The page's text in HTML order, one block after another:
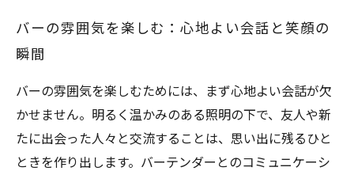
バーの雰囲気を楽しむ：心地よい会話と笑顔の
瞬間
バーの雰囲気を楽しむためには、まず心地よい会話が欠
かせません。明るく温かみのある照明の下で、友人や新
たに出会った人々と交流することは、思い出に残るひと
ときを作り出します。バーテンダーとのコミュニケーシ